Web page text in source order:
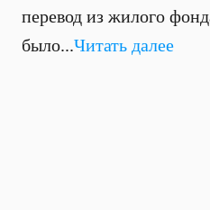
перевод из жилого
было...Читать далее